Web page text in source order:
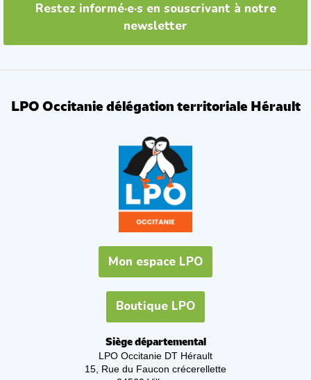
Restez informé·e·s en souscrivant à notre
newsletter
LPO Occitanie délégation territoriale Hérault
Mon espace LPO
Boutique LPO
Siège départemental
LPO Occitanie DT Hérault
15, Rue du Faucon crécerellette